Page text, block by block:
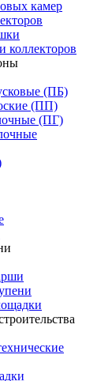
камер
коллекторов
(ПБ)
(ПП)
(ПГ)